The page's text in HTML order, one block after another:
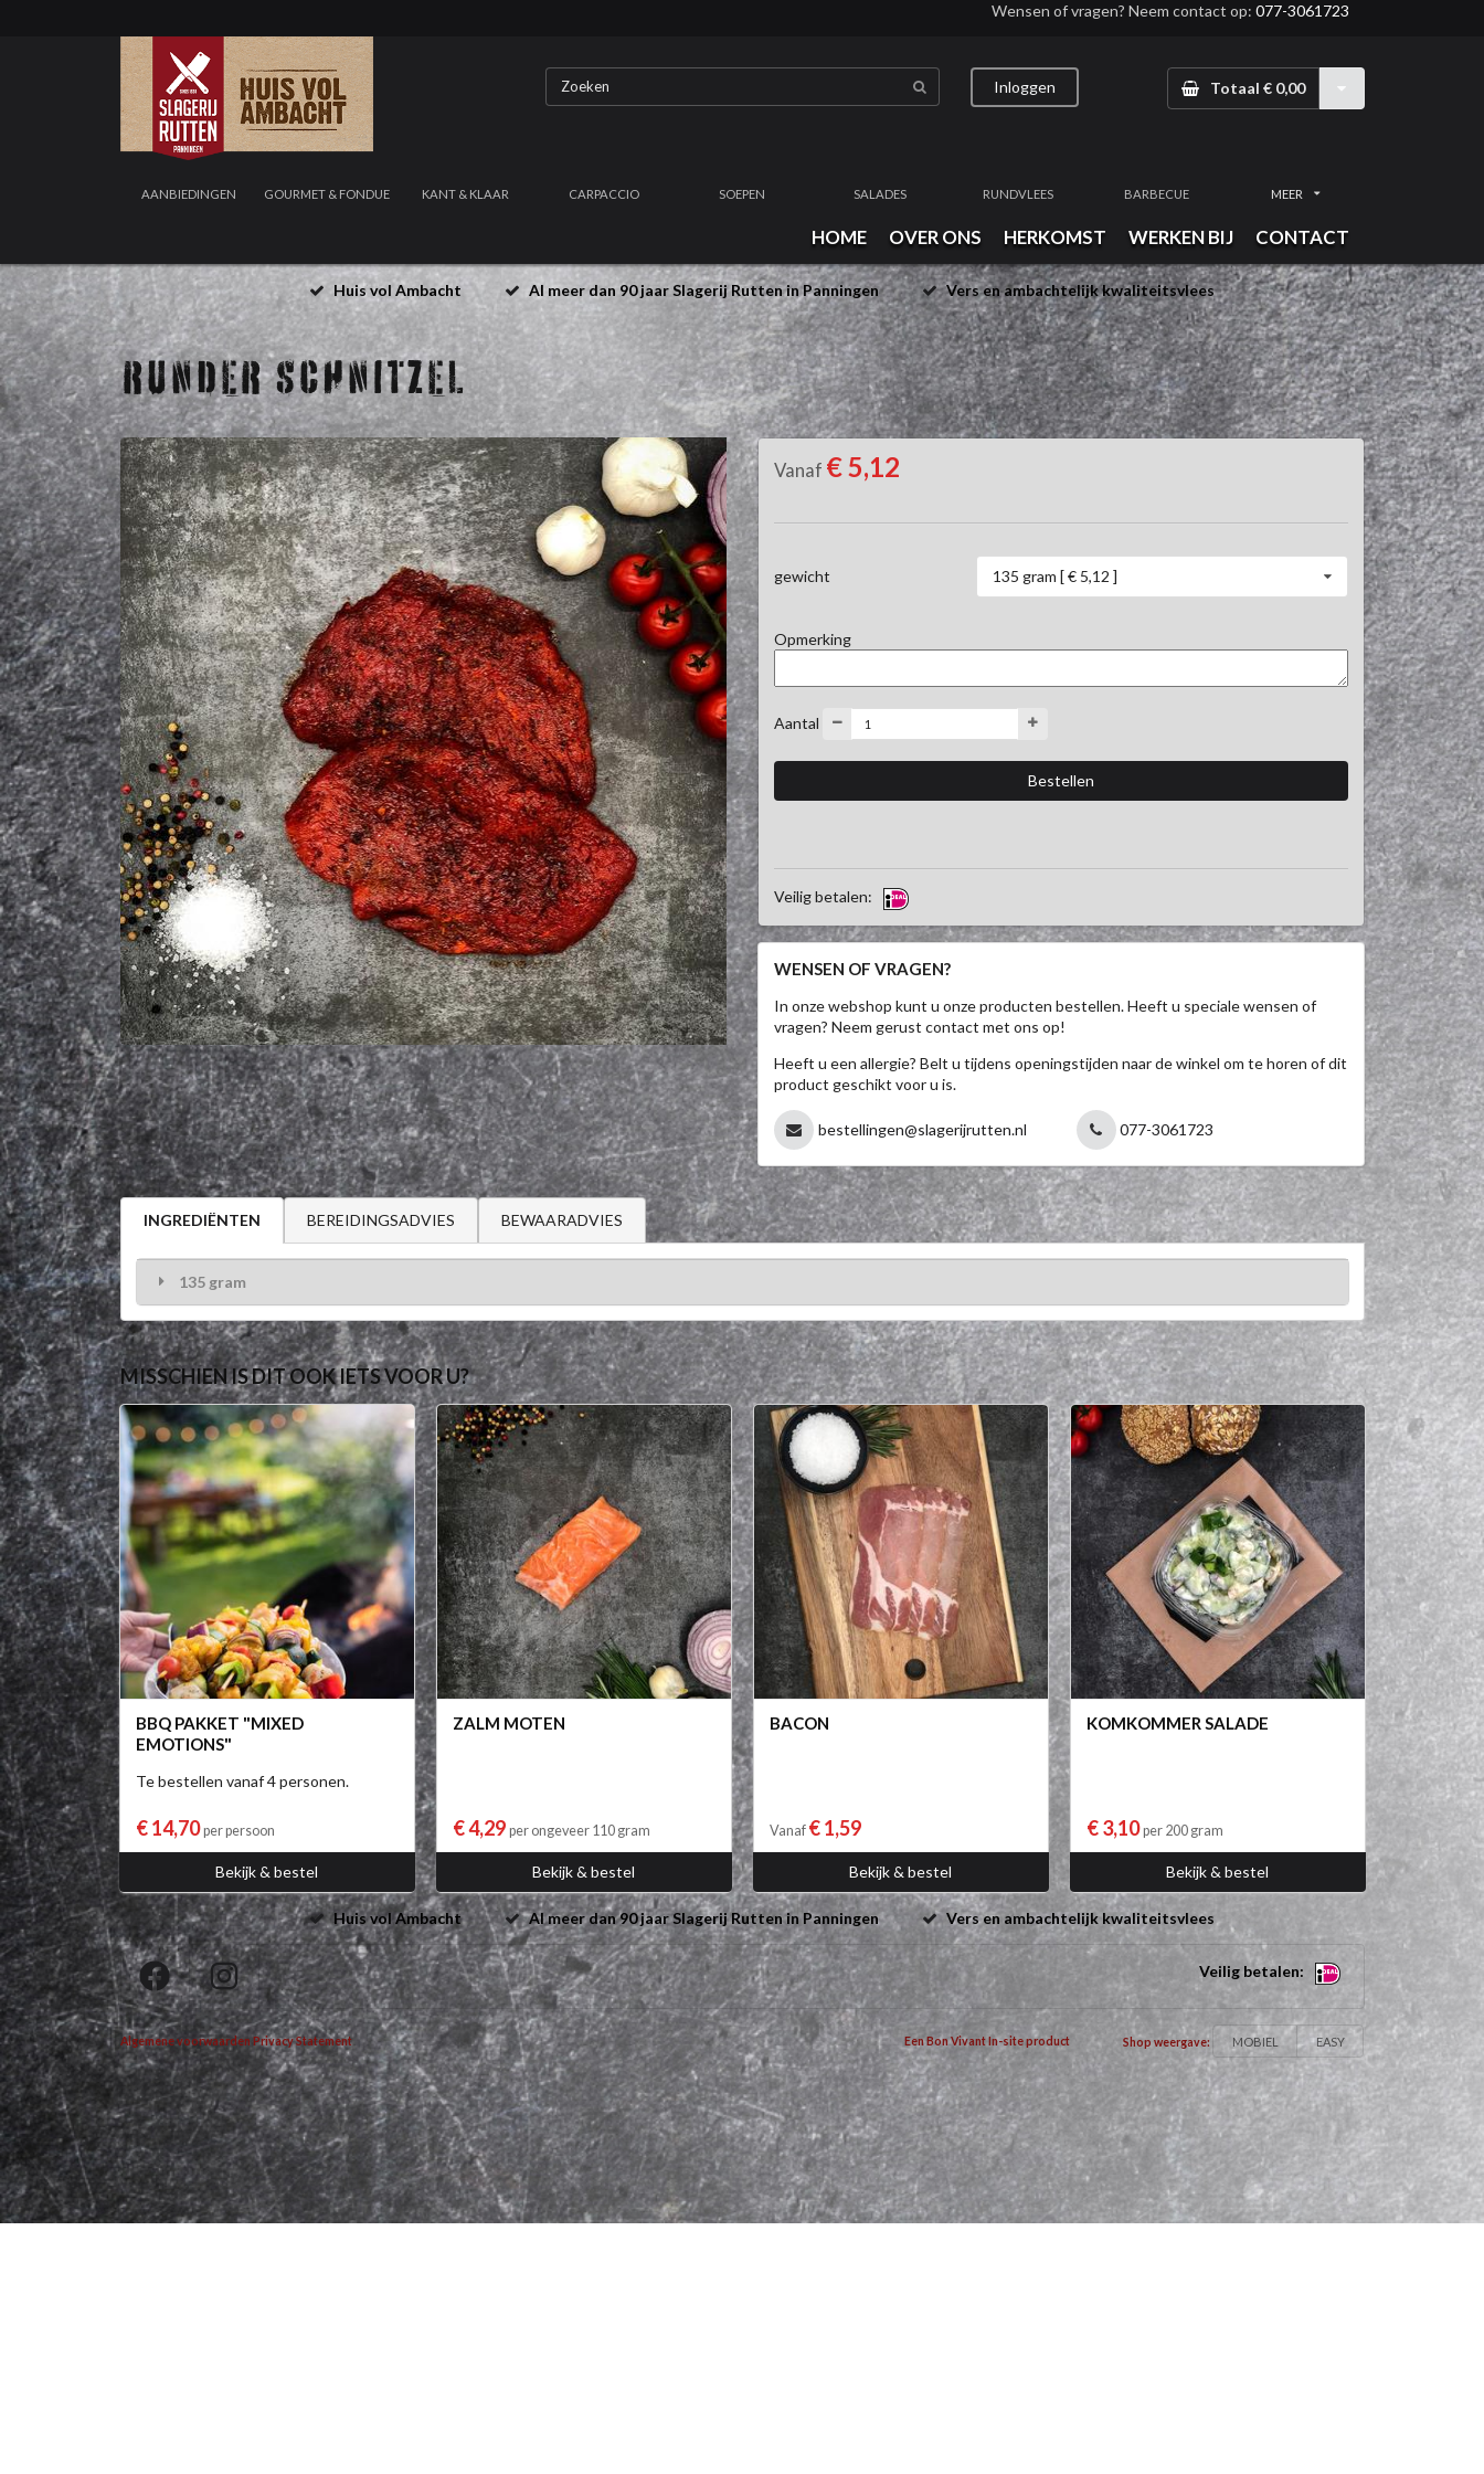
Wensen of vragen? Neem contact op: 077-3061723
Inloggen Totaal € 0,00
AANBIEDINGEN GOURMET & FONDUE KANT & KLAAR CARPACCIO SOEPEN SALADES RUNDVLEES BARBECUE MEER
HOME OVER ONS HERKOMST WERKEN BIJ CONTACT
Huis vol Ambacht Al meer dan 90 jaar Slagerij Rutten in Panningen Vers en ambachtelijk kwaliteitsvlees
RUNDER SCHNITZEL
Vanaf € 5,12
gewicht 135 gram [ € 5,12 ]
Opmerking
Aantal
Veilig betalen:
WENSEN OF VRAGEN?
In onze webshop kunt u onze producten bestellen. Heeft u speciale wensen of
vragen? Neem gerust contact met ons op!
Heeft u een allergie? Belt u tijdens openingstijden naar de winkel om te horen of dit
product geschikt voor u is.
bestellingen@slagerijrutten.nl 077-3061723
INGREDIËNTEN BEREIDINGSADVIES BEWAARADVIES
135 gram
MISSCHIEN IS DIT OOK IETS VOOR U?
BBQ PAKKET "MIXED
EMOTIONS"
Te bestellen vanaf 4 personen.
€ 14,70per persoon
Bekijk & bestel
ZALM MOTEN
€ 4,29 per ongeveer 110 gram
Bekijk & bestel
BACON
Vanaf € 1,59
Bekijk & bestel
KOMKOMMER SALADE
€ 3,10per 200 gram
Bekijk & bestel
Huis vol Ambacht Al meer dan 90 jaar Slagerij Rutten in Panningen Vers en ambachtelijk kwaliteitsvlees
Veilig betalen:
Algemene voorwaarden Privacy Statement Een Bon Vivant In-site product Shop weergave: MOBIEL EASY